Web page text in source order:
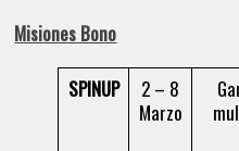
Misiones Bono
SPINUP
2 – 8
Marzo